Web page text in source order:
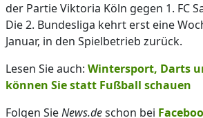
der Partie Viktoria Köln gegen 1. FC
Die 2. Bundesliga kehrt erst eine
Januar, in den Spielbetrieb zurück.
Lesen Sie auch: Wintersport, Darts
können Sie statt Fußball schauen
Folgen SieNews.deschon bei